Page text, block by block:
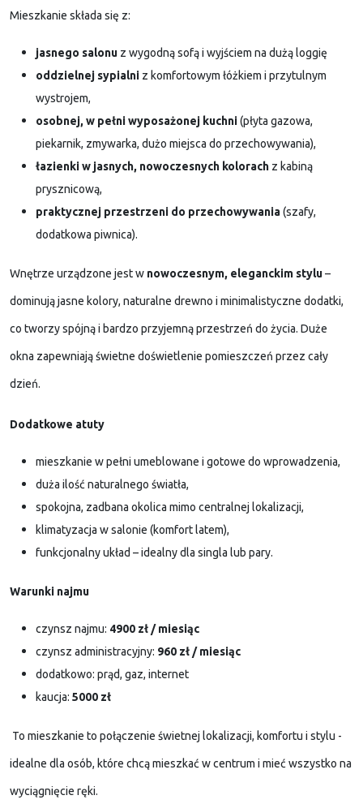
Mieszkanie składa się z:
jasnego salonu z wygodną sofą i wyjściem na dużą loggię
oddzielnej sypialni z komfortowym łóżkiem i przytulnym
wystrojem,
osobnej, w pełni wyposażonej kuchni(płyta gazowa,
piekarnik, zmywarka, dużo miejsca do przechowywania),
łazienki w jasnych, nowoczesnych kolorach z kabiną
prysznicową,
praktycznej przestrzeni do przechowywania(szafy,
dodatkowa piwnica).
Wnętrze urządzone jest w nowoczesnym, eleganckim stylu–
dominują jasne kolory, naturalne drewno i minimalistyczne dodatki,
co tworzy spójną i bardzo przyjemną przestrzeń do życia. Duże
okna zapewniają świetne doświetlenie pomieszczeń przez cały
dzień.
Dodatkowe atuty
mieszkanie w pełni umeblowane i gotowe do wprowadzenia,
duża ilość naturalnego światła,
spokojna, zadbana okolica mimo centralnej lokalizacji,
klimatyzacja w salonie (komfort latem),
funkcjonalny układ – idealny dla singla lub pary.
Warunki najmu
czynsz najmu: 4900 zł / miesiąc
czynsz administracyjny: 960 zł / miesiąc
dodatkowo: prąd, gaz, internet
kaucja: 5000 zł
To mieszkanie to połączenie świetnej lokalizacji, komfortu i stylu -
idealne dla osób, które chcą mieszkać w centrum i mieć wszystko na
wyciągnięcie ręki.